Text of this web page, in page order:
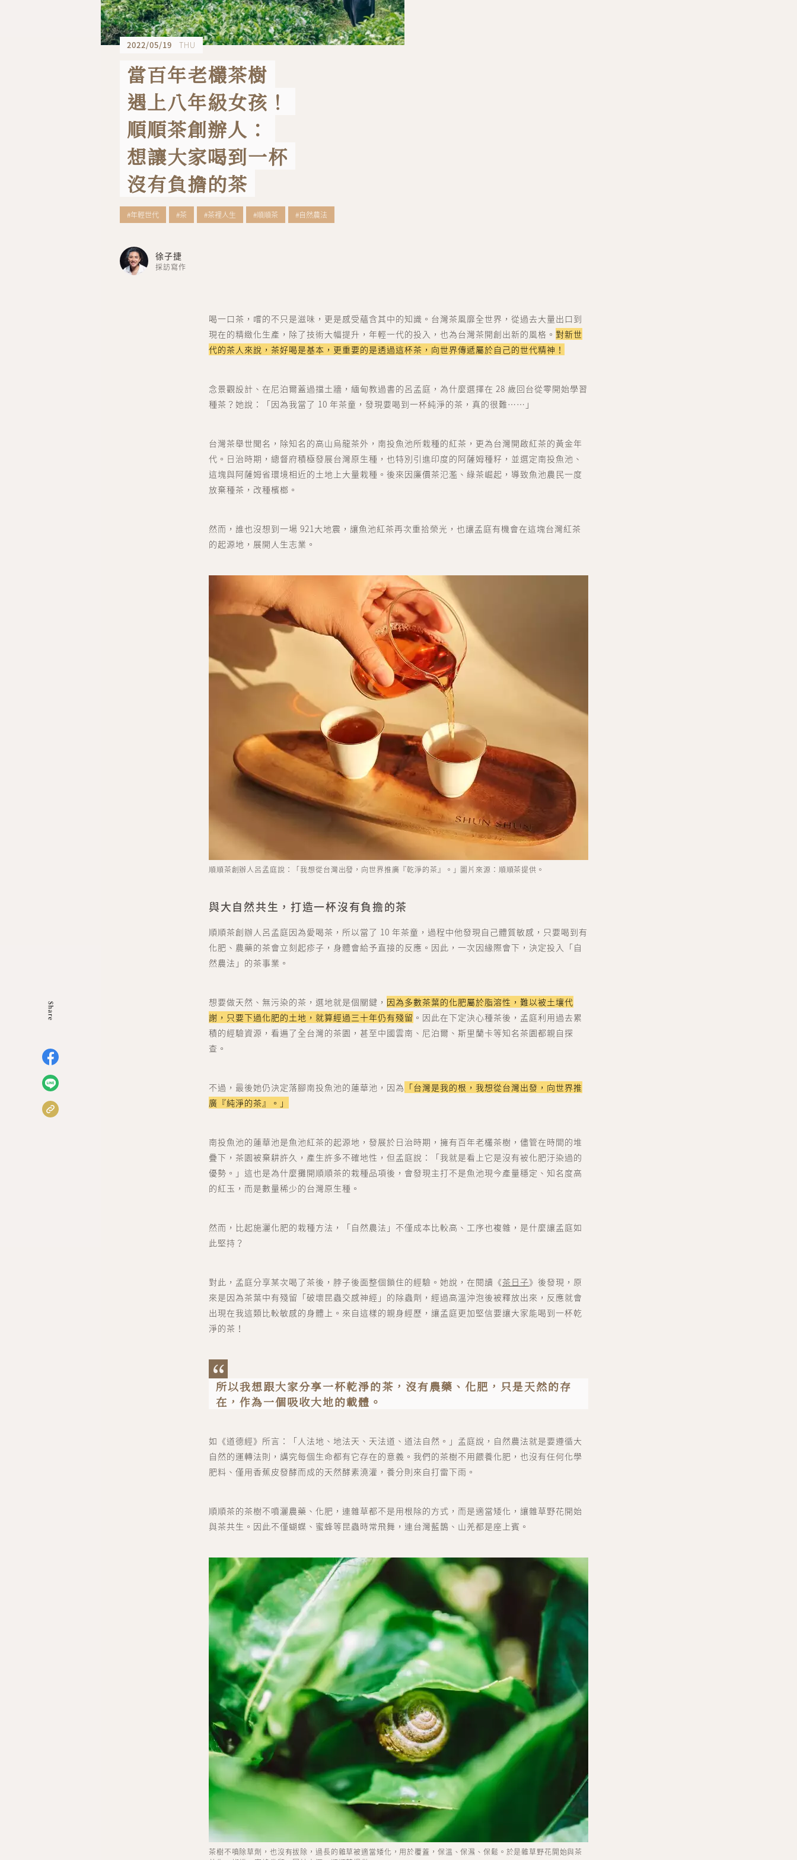
價值社群 Value Community
大商埕 sedai OMO
選物生活 Life Selection
關於我們 聯絡我們
2022/05/19 THU
當百年老欉茶樹
遇上八年級女孩！
順順茶創辦人：
想讓大家喝到一杯
沒有負擔的茶
#年輕世代 #茶 #茶裡人生 #順順茶 #自然農法
徐子捷
採訪寫作
喝一口茶，嚐的不只是滋味，更是感受蘊含其中的知識。台灣茶風靡全世界，從過去大量出口到
現在的精緻化生產，除了技術大幅提升，年輕一代的投入，也為台灣茶開創出新的風格。 對新世
代的茶人來說，茶好喝是基本，更重要的是透過這杯茶，向世界傳遞屬於自己的世代精神！
念景觀設計、在尼泊爾蓋過擋土牆，緬甸教過書的呂孟庭，為什麼選擇在 28 歲回台從零開始學習
種茶？她說：「因為我當了 10 年茶童，發現要喝到一杯純淨的茶，真的很難⋯⋯」
台灣茶舉世聞名，除知名的高山烏龍茶外，南投魚池所栽種的紅茶，更為台灣開啟紅茶的黃金年
代 。日治時期，總督府積極發展台灣原生種，也特別引進印度的阿薩姆種籽，並選定南投魚池、
這塊與阿薩姆省環境相近的土地上大量栽種。後來因廉價茶氾濫、綠茶崛起，導致魚池農民一度
放棄種茶，改種檳榔。
然而，誰也沒想到一場 921大地震，讓魚池紅茶再次重拾榮光，也讓孟庭有機會在這塊台灣紅茶
的起源地，展開人生志業。
順順茶創辦人呂孟庭說：「我想從台灣出發，向世界推廣『乾淨的茶』。」圖片來源：順順茶提供。
與大自然共生，打造一杯沒有負擔的茶
順順茶創辦人呂孟庭因為愛喝茶，所以當了 10 年茶童，過程中他發現自己體質敏感，只要喝到有
化肥、農藥的茶會立刻起疹子，身體會給予直接的反應。因此，一次因緣際會下，決定投入「自
然農法」的茶事業。
想要做天然、無污染的茶，選地就是個關鍵， 因為多數茶葉的化肥屬於脂溶性，難以被土壤代
謝，只要下過化肥的土地，就算經過三十年仍有殘留 。因此在下定決心種茶後，孟庭利用過去累
積的經驗資源，看遍了全台灣的茶園，甚至中國雲南、尼泊爾、斯里蘭卡等知名茶園都親自探
查。
不過，最後她仍決定落腳南投魚池的蓮華池，因為 「台灣是我的根，我想從台灣出發，向世界推
廣『純淨的茶』。」
南投魚池的蓮華池是魚池紅茶的起源地，發展於日治時期，擁有百年老欉茶樹，儘管在時間的堆
疊下，茶園被棄耕許久，產生許多不確地性，但孟庭說：「我就是看上它是沒有被化肥汙染過的
優勢。」 這也是為什麼攤開順順茶的栽種品項後，會發現主打不是魚池現今產量穩定、知名度高
的紅玉，而是數量稀少的台灣原生種。
然而，比起施灑化肥的栽種方法，「自然農法」不僅成本比較高、工序也複雜，是什麼讓孟庭如
此堅持？
對此，孟庭分享某次喝了茶後，脖子後面整個鎖住的經驗。她說，在閱讀《茶日子》後發現，原
來是因為茶葉中有殘留「破壞昆蟲交感神經」的除蟲劑，經過高溫沖泡後被釋放出來，反應就會
出現在我這類比較敏感的身體上。來自這樣的親身經歷，讓孟庭更加堅信要讓大家能喝到一杯乾
淨的茶！
所以我想跟大家分享一杯乾淨的茶，沒有農藥、化肥，只是天然的存
在，作為一個吸收大地的載體。
如《道德經》所⾔：「⼈法地、地法天、天法道、道法⾃然。」孟庭說，自然農法就是要遵循⼤
自然的運轉法則，講究每個⽣命都有它存在的意義。我們的茶樹不用餵養化肥，也沒有任何化學
肥料、僅用香蕉皮發酵而成的天然酵素澆灌，養分則來⾃打雷下⾬。
順順茶的茶樹不噴灑農藥、化肥，連雜草都不是用根除的方式，而是適當矮化，讓雜草野花開始
與茶共⽣。因此不僅蝴蝶、蜜蜂等昆蟲時常飛舞，連台灣藍鵲、山羌都是座上賓。
茶樹不噴除草劑，也沒有拔除，過⻑的雜草被適當矮化，⽤於覆蓋，保溫、保濕、保鬆。於是雜草野花開始與茶